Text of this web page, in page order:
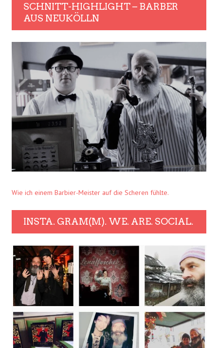
SCHNITT-HIGHLIGHT – BARBER
AUS NEUKÖLLN
Wie ich einem Barbier-Meister auf die Scheren fühlte.
INSTA. GRAM(M). WE. ARE. SOCIAL.